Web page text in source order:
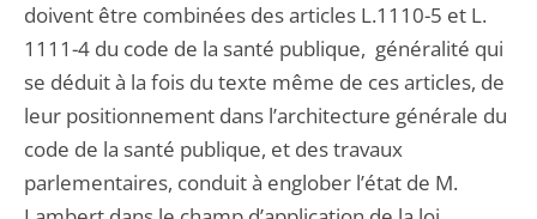
doivent être combinées des articles L.1110-5 et L.
1111-4 du code de la santé publique, généralité qui
se déduit à la fois du texte même de ces articles, de
leur positionnement dans l’architecture générale du
code de la santé publique, et des travaux
parlementaires, conduit à englober l’état de M.